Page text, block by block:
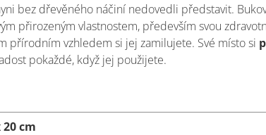
bez dřevěného náčiní nedovedli představit.
přirozeným vlastnostem, především svou
přírodním vzhledem si jej zamilujete. Své místo si
pokaždé, když jej použijete.
20 cm